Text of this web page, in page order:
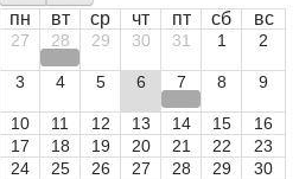
пн вт ср чт пт сб вс
27 28 29 30 31 1 2
3 4 5 6 7 8 9
10 11 12 13 14 15
16
17
18 19 20 21 22
23
24
25 26 27 28 29
30